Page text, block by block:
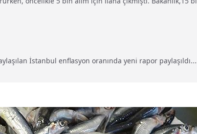
İstanbul enflasyon oranında yeni rapor